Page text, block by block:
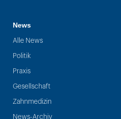
News
Alle News
Politik
Praxis
Gesellschaft
Zahnmedizin
News-Archiv